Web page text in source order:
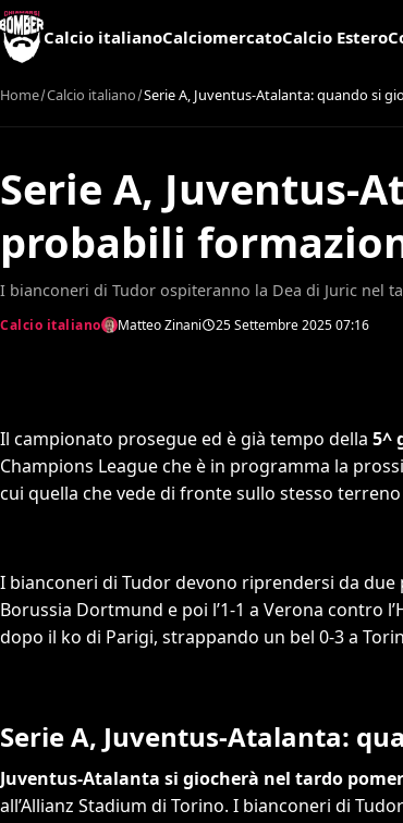
Calcio italianoCalciomercatoCalcio Estero
Home Calcio italiano Serie A, Juventus-Atalanta: quando si
Serie A, Juventus-
probabili
I bianconeri di Tudor ospiteranno la Dea di Juric nel
Calcio italiano Matteo Zinani 25 Settembre 2025 07:16
Il campionato prosegue ed è già tempo della 5^
Champions League che è in programma la
cui quella che vede di fronte sullo stesso
I bianconeri di Tudor devono riprendersi da
Borussia Dortmund e poi l’1-1 a Verona contro
dopo il ko di Parigi, strappando un bel 0-3 a
Serie A, Juventus-Atalanta:
Juventus-Atalanta si giocherà nel tardo
all’Allianz Stadium di Torino. I bianconeri di